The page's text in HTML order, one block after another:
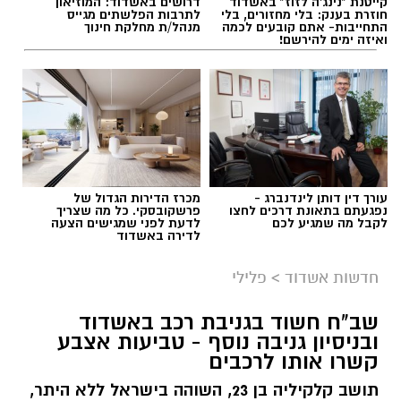
ילדים. אחיו בן ה-4 מוגדר אף הוא במצב בינוני
ומאושפז במחלקת הילדים.
בשורה מעודדת נרשמה במצבו של האב, שמצבו
תגים:תאונת דרכים באשדוד
צילום: דוברות איחוד הצלה
הולכת רגל כבת 70 נפצעה היום (ראשון) באורח
בינוני לאחר שנפגעה מרכב ברחוב רוגוזין באשדוד.
חוזרת בענק: בלי מחזורים, בלי
התחייבות- אתם קובעים לכמה
ואיזה ימים להירשם!
לתרבות הפלשתים מגייס
מנהל/ת מחלקת חינוך
עורך דין דותן לינדנברג -
נפגעתם בתאונת דרכים לחצו
לקבל מה שמגיע לכם
מכרז הדירות הגדול של
פרשקובסקי. כל מה שצריך
לדעת לפני שמגישים הצעה
לדירה באשדוד
חדשות אשדוד > פלילי
שב"ח חשוד בגניבת רכב באשדוד
ובניסיון גניבה נוסף - טביעות אצבע
קשרו אותו לרכבים
תושב קלקיליה בן 23, השוהה בישראל ללא היתר,